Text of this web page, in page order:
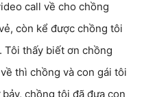
call về cho chồng
còn kể được chồng tôi
Tôi thấy biết ơn chồng
thì chồng và con gái tôi
chồng tôi đã đưa con